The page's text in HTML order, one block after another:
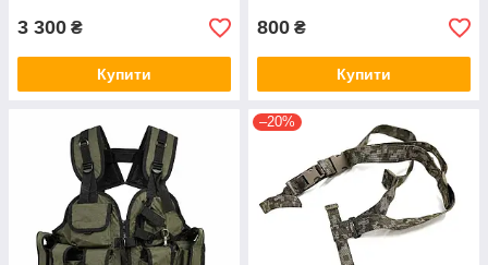
3 300 ₴
Купити
800 ₴
Купити
–20%